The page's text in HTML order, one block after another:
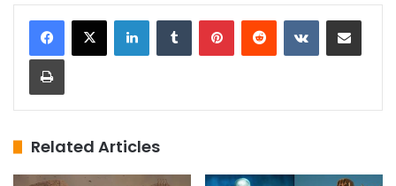
Related Articles